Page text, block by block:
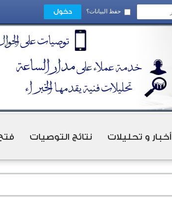
حفظ البيانات؟
أخبار و تحليلات نتائج التوصيات